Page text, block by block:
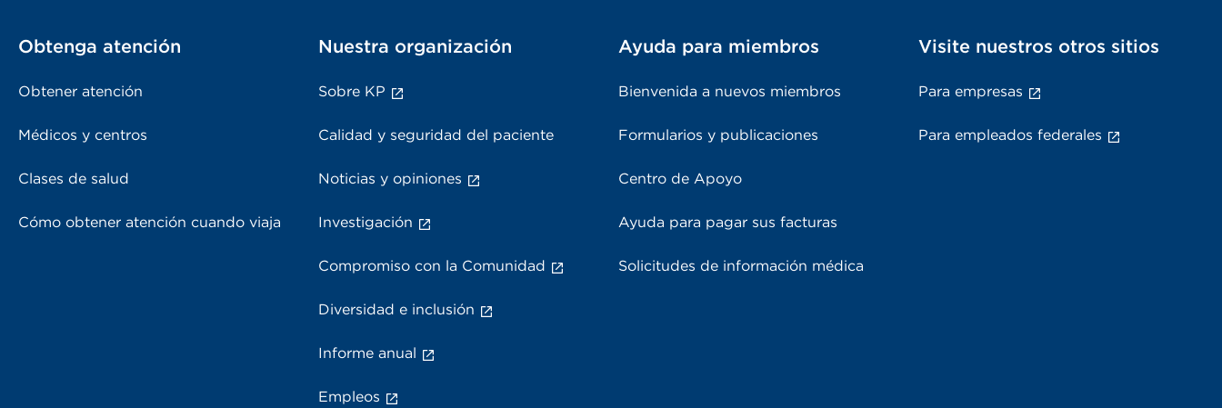
Obtenga atención
Obtener atención
Médicos y centros
Clases de salud
Cómo obtener atención cuando viaja
Nuestra organización
Sobre KP
Calidad y seguridad del paciente
Noticias y opiniones
Investigación
Compromiso con la Comunidad
Diversidad e inclusión
Informe anual
Empleos
Ayuda para miembros
Bienvenida a nuevos miembros
Formularios y publicaciones
Centro de Apoyo
Ayuda para pagar sus facturas
Solicitudes de información médica
Visite nuestros otros sitios
Para empresas
Para empleados federales